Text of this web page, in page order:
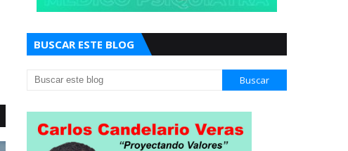
BUSCAR ESTE BLOG